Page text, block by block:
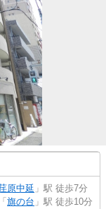
原中延 」駅 徒歩7分
「 旗の台 」駅 徒歩10分